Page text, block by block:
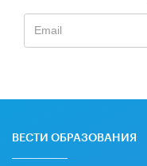
ВЕСТИ ОБРАЗОВАНИЯ